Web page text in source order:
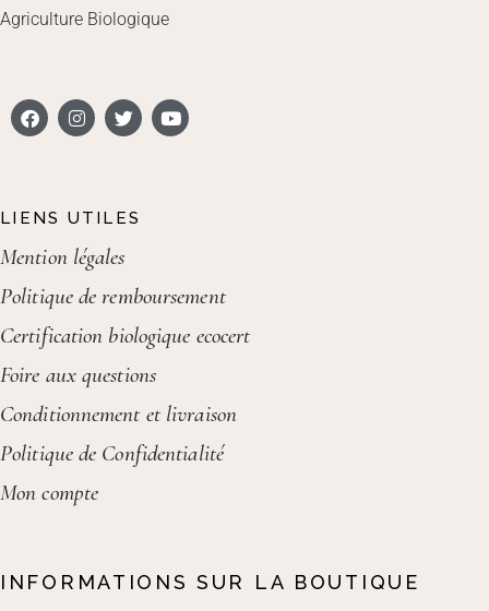
Agriculture Biologique
LIENS UTILES
Mention légales
Politique de remboursement
Certification biologique ecocert
Foire aux questions
Conditionnement et livraison
Politique de Confidentialité
Mon compte
INFORMATIONS SUR LA BOUTIQUE